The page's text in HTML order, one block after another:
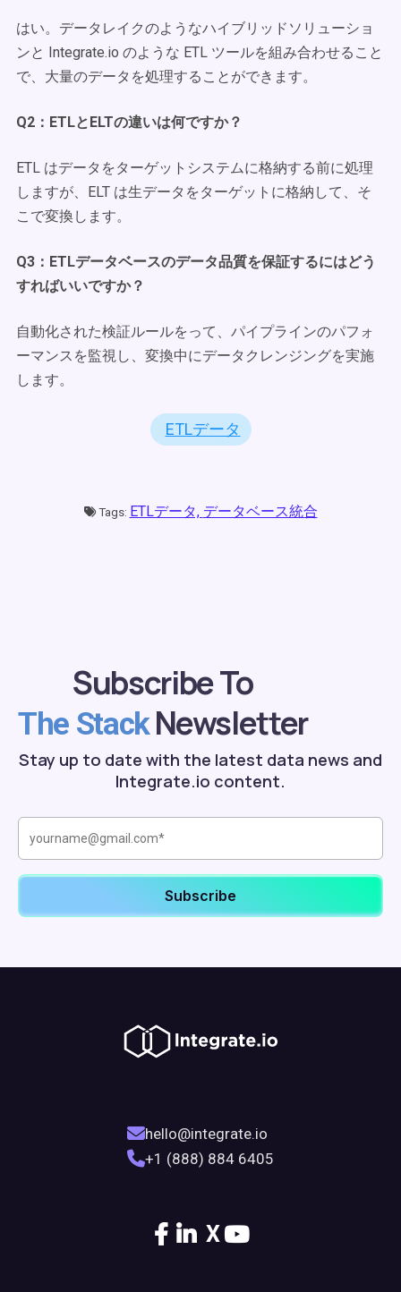
はい。データレイクのようなハイブリッドソリューショ
ンと Integrate.io のような ETL ツールを組み合わせること
で、大量のデータを処理することができます。
Q2：ETLとELTの違いは何ですか？
ETL はデータをターゲットシステムに格納する前に処理
しますが、ELT は生データをターゲットに格納して、そ
こで変換します。
Q3：ETLデータベースのデータ品質を保証するにはどう
すればいいですか？
自動化された検証ルールをって、パイプラインのパフォ
ーマンスを監視し、変換中にデータクレンジングを実施
します。
ETLデータ
Tags: ETLデータ, データベース統合
Subscribe To
The StackNewsletter
Stay up to date with the latest data news and
Integrate.io content.
hello@integrate.io
+1 (888) 884 6405
X